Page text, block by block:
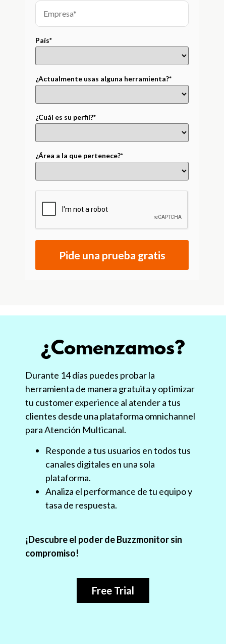
País*
¿Actualmente usas alguna herramienta?*
¿Cuál es su perfil?*
¿Área a la que pertenece?*
Pide una prueba gratis
¿Comenzamos?
Durante 14 días puedes probar la
herramienta de manera gratuita y optimizar
tu customer experience al atender a tus
clientes desde una plataforma omnichannel
para Atención Multicanal.
Responde a tus usuarios en todos tus
canales digitales en una sola
plataforma.
Analiza el performance de tu equipo y
tasa de respuesta.
¡Descubre el poder de Buzzmonitor sin
compromiso!
Free Trial